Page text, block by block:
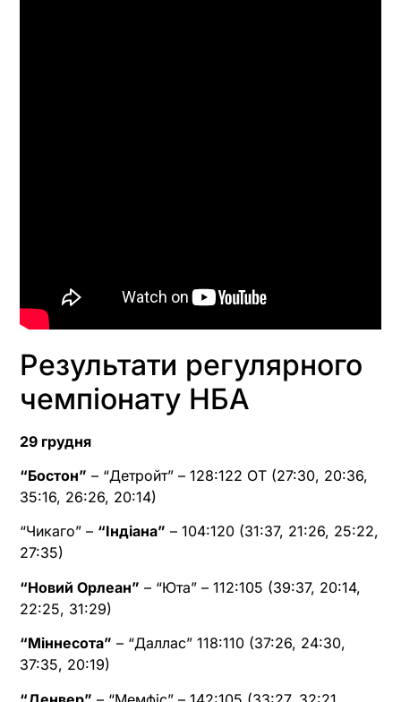
Результати регулярного
чемпіонату НБА
29 грудня
“Бостон” – “Детройт” – 128:122 OT (27:30, 20:36,
35:16, 26:26, 20:14)
“Чикаго” – “Індіана” – 104:120 (31:37, 21:26, 25:22,
27:35)
“Новий Орлеан” – “Юта” – 112:105 (39:37, 20:14,
22:25, 31:29)
“Міннесота” – “Даллас” 118:110 (37:26, 24:30,
37:35, 20:19)